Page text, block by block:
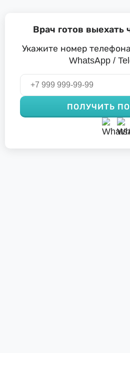
Врач готов выехать
Укажите номер
WhatsApp /
ПОЛУЧИТЬ